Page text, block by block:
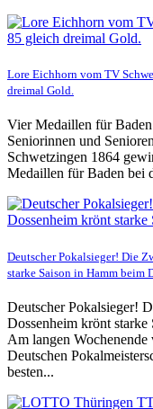
Lore Eichhorn vom TV
dreimal Gold.
Vier Medaillen für
Seniorinnen und
Schwetzingen 1864
Medaillen für Baden bei
Deutscher Pokalsieger! Die
starke Saison in Hamm beim
Deutscher Pokalsieger!
Dossenheim krönt
Am langen
Deutschen
besten...